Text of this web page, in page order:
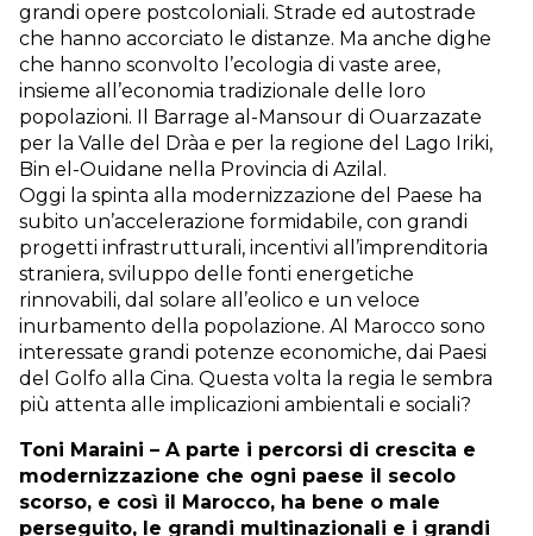
grandi opere postcoloniali. Strade ed autostrade
che hanno accorciato le distanze. Ma anche dighe
che hanno sconvolto l’ecologia di vaste aree,
insieme all’economia tradizionale delle loro
popolazioni. Il Barrage al-Mansour di Ouarzazate
per la Valle del Dràa e per la regione del Lago Iriki,
Bin el-Ouidane nella Provincia di Azilal.
Oggi la spinta alla modernizzazione del Paese ha
subito un’accelerazione formidabile, con grandi
progetti infrastrutturali, incentivi all’imprenditoria
straniera, sviluppo delle fonti energetiche
rinnovabili, dal solare all’eolico e un veloce
inurbamento della popolazione. Al Marocco sono
interessate grandi potenze economiche, dai Paesi
del Golfo alla Cina. Questa volta la regia le sembra
più attenta alle implicazioni ambientali e sociali?
Toni Maraini – A parte i percorsi di crescita e
modernizzazione che ogni paese il secolo
scorso, e così il Marocco, ha bene o male
perseguito, le grandi multinazionali e i grandi